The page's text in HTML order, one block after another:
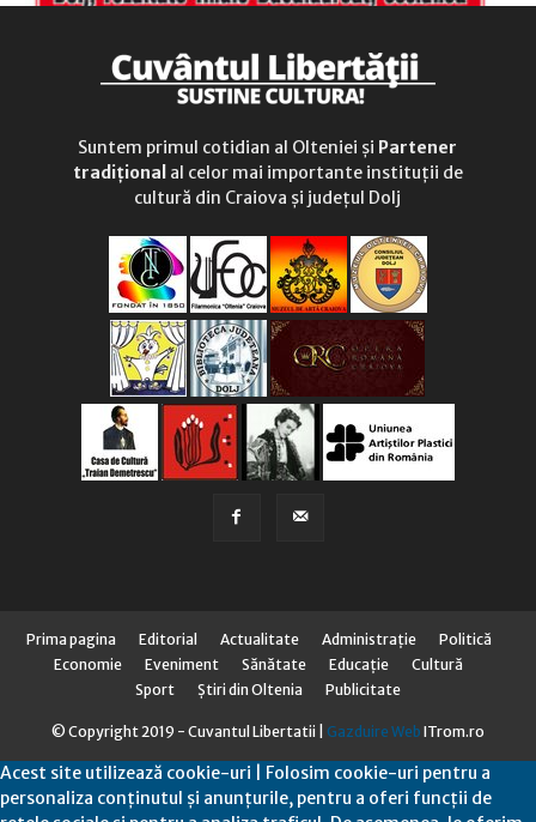
Suntem primul cotidian al Olteniei și Partener
tradițional al celor mai importante instituții de
cultură din Craiova și județul Dolj
Prima pagina Editorial Actualitate Administraţie
Politică
Economie
Eveniment Sănătate Educaţie
Cultură
Sport
Știri din Oltenia Publicitate
© Copyright 2019 - Cuvantul Libertatii | Gazduire Web ITrom.ro
Acest site utilizează cookie-uri | Folosim cookie-uri pentru a
personaliza conținutul și anunțurile, pentru a oferi funcții de